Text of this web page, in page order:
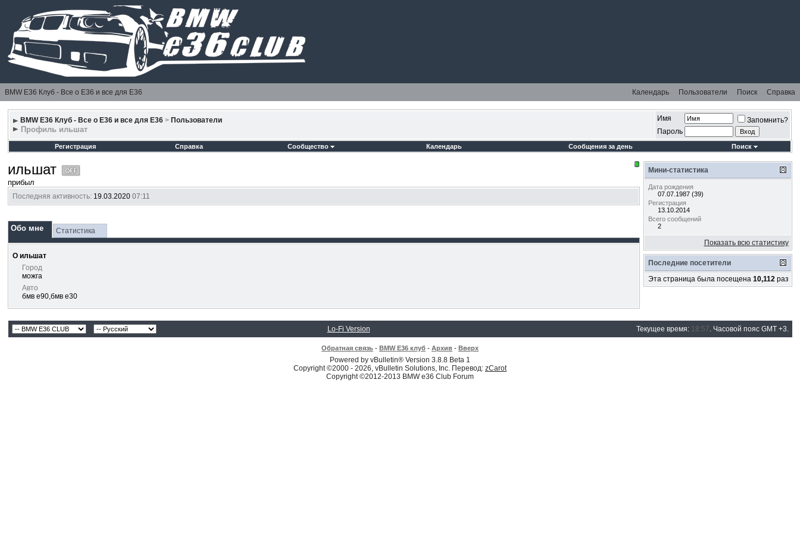
BMW E36 Клуб - Все о Е36 и все для Е36 Календарь Пользователи Поиск Справка
BMW E36 Клуб - Все о Е36 и все для Е36 > Пользователи
Профиль ильшат
Имя
Запомнить?
Пароль
Регистрация Справка Сообщество Календарь Сообщения за день Поиск
ильшат
прибыл
Последняя активность: 19.03.202007:11
Обо мне Статистика
О ильшат
Город
можга
Авто
бмв е90,бмв е30
Мини-статистика
Дата рождения
07.07.1987 (39)
Регистрация
13.10.2014
Всего сообщений
2
Показать всю статистику
Последние посетители
Эта страница была посещена 10,112раз
Lo-Fi Version Текущее время: 18:57. Часовой пояс GMT +3.
Обратная связь - BMW E36 клуб - Архив - Вверх
Powered by vBulletin® Version 3.8.8 Beta 1
Copyright ©2000 - 2026, vBulletin Solutions, Inc. Перевод: zCarot
Copyright ©2012-2013 BMW e36 Club Forum